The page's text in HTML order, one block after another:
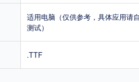
适用电脑（仅供参考，具体应用请
测试）
.TTF